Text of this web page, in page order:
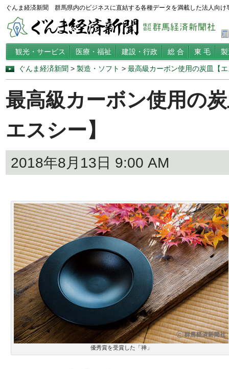
ぐんま経済新聞 群馬県内のビジネスに直結する各種データを満載した法人向け
観光・サービス 医療・福祉 建設・行政 総 合 東 毛
ぐんま経済新聞 > 製造・ソフト > 最高級カーボン使用の炭皿【
最高級カーボン使用の
エスシー】
2018年8月13日 9:00 AM
優秀賞を受賞した「禅」